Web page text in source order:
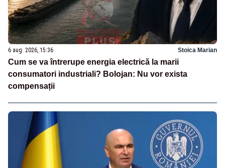
6 aug. 2026, 15:36 Stoica Marian
Cum se va întrerupe energia electrică la marii
consumatori industriali? Bolojan: Nu vor exista
compensații